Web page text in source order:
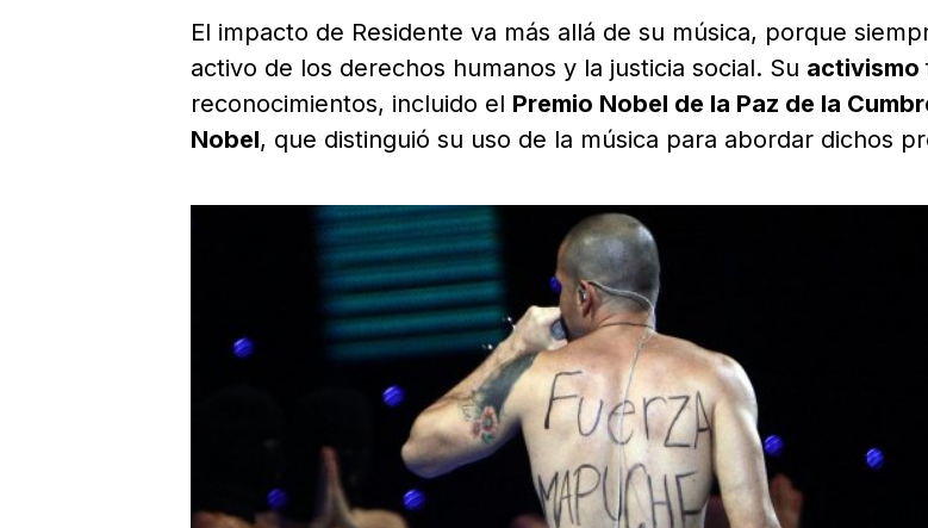
El impacto de Residente va más allá de su música, porque
activo de los derechos humanos y la justicia social. Su activismo
reconocimientos, incluido el Premio Nobel de la Paz de la
Nobel, que distinguió su uso de la música para abordar dichos